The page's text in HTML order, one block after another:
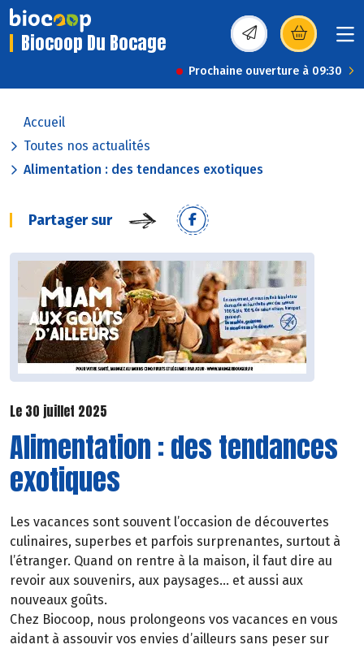
Biocoop Du Bocage (s’ouvre dans une
Prochaine ouverture à 09:30
Accueil
Toutes nos actualités
Alimentation : des tendances exotiques
Partager sur
Le 30 juillet 2025
Alimentation : des tendances
exotiques
Les vacances sont souvent l’occasion de découvertes
culinaires, superbes et parfois surprenantes, surtout à
l’étranger. Quand on rentre à la maison, il faut dire au
revoir aux souvenirs, aux paysages… et aussi aux
nouveaux goûts.
Chez Biocoop, nous prolongeons vos vacances en vous
aidant à assouvir vos envies d’ailleurs sans peser sur